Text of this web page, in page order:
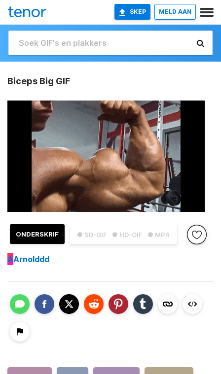
SKEP MELD AAN
Biceps Big GIF
● SD-GIF ● HD-GIF ● MP4
ONDERSKRIF
AArnolddd